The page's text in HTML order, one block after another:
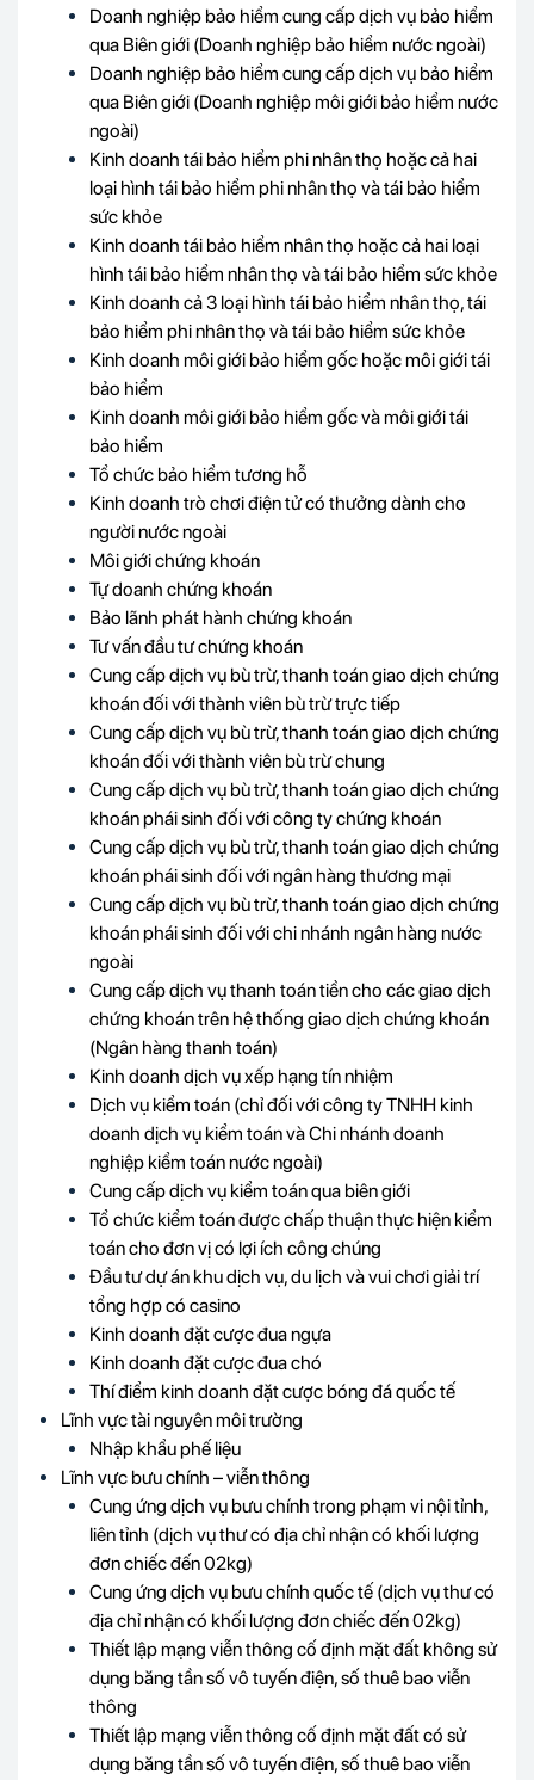
Doanh nghiệp bảo hiểm cung cấp dịch vụ bảo hiểm
qua Biên giới (Doanh nghiệp bảo hiểm nước ngoài)
Doanh nghiệp bảo hiểm cung cấp dịch vụ bảo hiểm
qua Biên giới (Doanh nghiệp môi giới bảo hiểm nước
ngoài)
Kinh doanh tái bảo hiểm phi nhân thọ hoặc cả hai
loại hình tái bảo hiểm phi nhân thọ và tái bảo hiểm
sức khỏe
Kinh doanh tái bảo hiểm nhân thọ hoặc cả hai loại
hình tái bảo hiểm nhân thọ và tái bảo hiểm sức khỏe
Kinh doanh cả 3 loại hình tái bảo hiểm nhân thọ, tái
bảo hiểm phi nhân thọ và tái bảo hiểm sức khỏe
Kinh doanh môi giới bảo hiểm gốc hoặc môi giới tái
bảo hiểm
Kinh doanh môi giới bảo hiểm gốc và môi giới tái
bảo hiểm
Tổ chức bảo hiểm tương hỗ
Kinh doanh trò chơi điện tử có thưởng dành cho
người nước ngoài
Môi giới chứng khoán
Tự doanh chứng khoán
Bảo lãnh phát hành chứng khoán
Tư vấn đầu tư chứng khoán
Cung cấp dịch vụ bù trừ, thanh toán giao dịch chứng
khoán đối với thành viên bù trừ trực tiếp
Cung cấp dịch vụ bù trừ, thanh toán giao dịch chứng
khoán đối với thành viên bù trừ chung
Cung cấp dịch vụ bù trừ, thanh toán giao dịch chứng
khoán phái sinh đối với công ty chứng khoán
Cung cấp dịch vụ bù trừ, thanh toán giao dịch chứng
khoán phái sinh đối với ngân hàng thương mại
Cung cấp dịch vụ bù trừ, thanh toán giao dịch chứng
khoán phái sinh đối với chi nhánh ngân hàng nước
ngoài
Cung cấp dịch vụ thanh toán tiền cho các giao dịch
chứng khoán trên hệ thống giao dịch chứng khoán
(Ngân hàng thanh toán)
Kinh doanh dịch vụ xếp hạng tín nhiệm
Dịch vụ kiểm toán (chỉ đối với công ty TNHH kinh
doanh dịch vụ kiểm toán và Chi nhánh doanh
nghiệp kiểm toán nước ngoài)
Cung cấp dịch vụ kiểm toán qua biên giới
Tổ chức kiểm toán được chấp thuận thực hiện kiểm
toán cho đơn vị có lợi ích công chúng
Đầu tư dự án khu dịch vụ, du lịch và vui chơi giải trí
tổng hợp có casino
Kinh doanh đặt cược đua ngựa
Kinh doanh đặt cược đua chó
Thí điểm kinh doanh đặt cược bóng đá quốc tế
Lĩnh vực tài nguyên môi trường
Nhập khẩu phế liệu
Lĩnh vực bưu chính – viễn thông
Cung ứng dịch vụ bưu chính trong phạm vi nội tỉnh,
liên tỉnh (dịch vụ thư có địa chỉ nhận có khối lượng
đơn chiếc đến 02kg)
Cung ứng dịch vụ bưu chính quốc tế (dịch vụ thư có
địa chỉ nhận có khối lượng đơn chiếc đến 02kg)
Thiết lập mạng viễn thông cố định mặt đất không sử
dụng băng tần số vô tuyến điện, số thuê bao viễn
thông
Thiết lập mạng viễn thông cố định mặt đất có sử
dụng băng tần số vô tuyến điện, số thuê bao viễn